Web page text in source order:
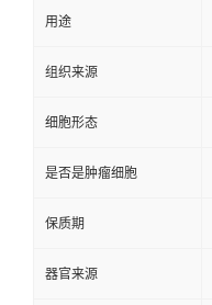
用途
组织来源
细胞形态
是否是肿瘤细胞
保质期
器官来源